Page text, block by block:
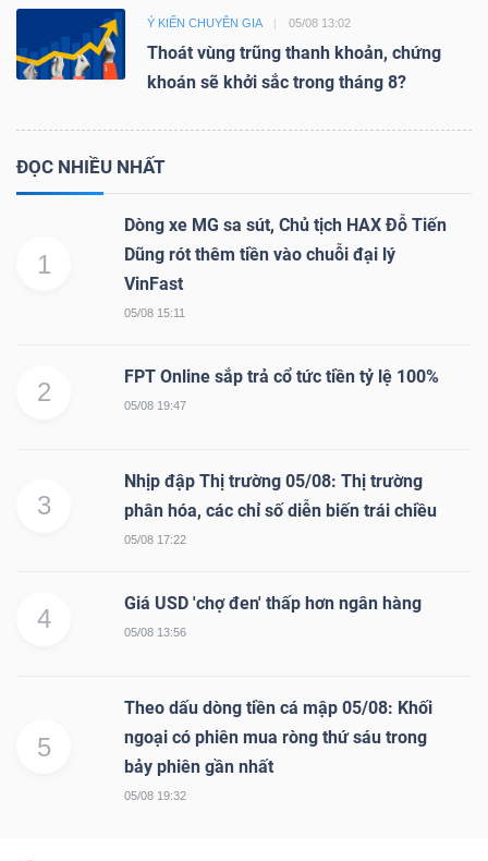
Ý KIẾN CHUYÊN GIA 05/08 13:02
Thoát vùng trũng thanh khoản, chứng
khoán sẽ khởi sắc trong tháng 8?
ĐỌC NHIỀU NHẤT
1
Dòng xe MG sa sút, Chủ tịch HAX Đỗ Tiến
Dũng rót thêm tiền vào chuỗi đại lý
VinFast
05/08 15:11
2
FPT Online sắp trả cổ tức tiền tỷ lệ 100%
05/08 19:47
3
Nhịp đập Thị trường 05/08: Thị trường
phân hóa, các chỉ số diễn biến trái chiều
05/08 17:22
4
Giá USD 'chợ đen' thấp hơn ngân hàng
05/08 13:56
5
Theo dấu dòng tiền cá mập 05/08: Khối
ngoại có phiên mua ròng thứ sáu trong
bảy phiên gần nhất
05/08 19:32